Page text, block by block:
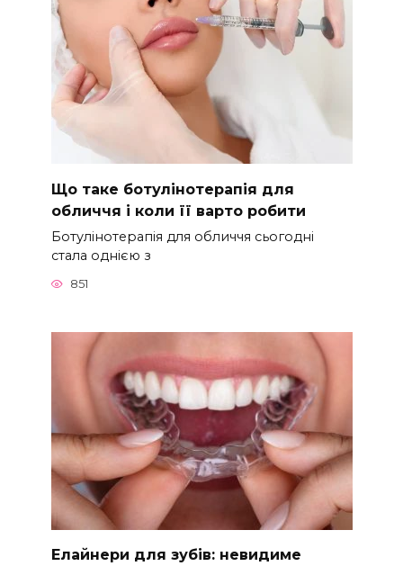
Що таке ботулінотерапія для
обличчя і коли її варто робити
Ботулінотерапія для обличчя сьогодні
стала однією з
851
Елайнери для зубів: невидиме